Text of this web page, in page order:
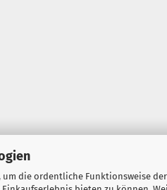
die ordentliche Funktionsweise